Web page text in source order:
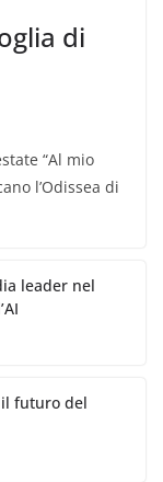
di
“Al mio
l’Odissea di
leader nel
futuro del